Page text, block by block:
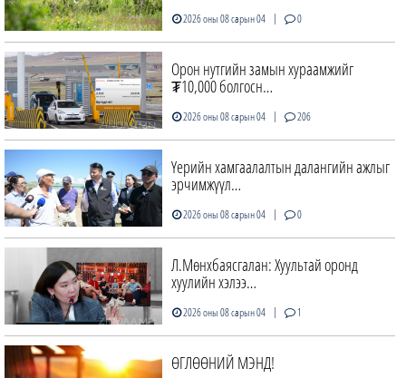
2026 оны 08 сарын 04 | 0
Орон нутгийн замын хураамжийг
₮10,000 болгосн…
2026 оны 08 сарын 04 | 206
Үерийн хамгаалалтын далангийн ажлыг
эрчимжүүл…
2026 оны 08 сарын 04 | 0
Л.Мөнхбаясгалан: Хуультай оронд
хуулийн хэлээ…
2026 оны 08 сарын 04 | 1
ӨГЛӨӨНИЙ МЭНД!